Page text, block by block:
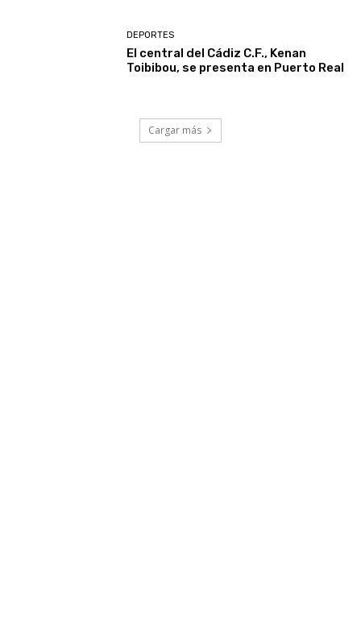
DEPORTES
El central del Cádiz C.F., Kenan
Toibibou, se presenta en Puerto Real
Cargar más